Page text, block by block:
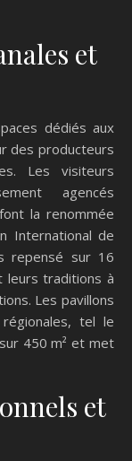
et
dédiés aux
des producteurs
Les visiteurs
agencés
la renommée
International de
repensé sur 16
leurs traditions à
Les pavillons
tel le
450 m² et met
et